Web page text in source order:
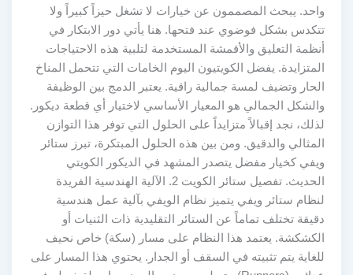
واحد. يبحث المصممون عن خيارات لا تشغل حيزاً كبيراً ولا
تتكدس بشكل فوضوي عند فتحها. هنا يأتي دور الابتكار في
أنظمة التعليق والأقمشة المستخدمة لتلبية هذه الاحتياجات
المتزايدة. يفضل الكويتيون اليوم الخامات التي تتحمل المناخ
الحار وتضيف لمسة جمالية راقية. يعتبر الدمج بين الوظيفة
والشكل الجمالي هو المعيار الأساسي لاختيار أي قطعة ديكور.
لذلك، نجد إقبالاً متزايداً على الحلول التي توفر هذا التوازن
المثالي والدقيق. ومن بين هذه الحلول المبتكرة، تبرز ستائر
ويفي كخيار مفضل يتصدر المشهد في الديكور الكويتي
الحديث. تفصيل ستائر الكويت 2. الآلية الهندسية الفريدة
لنظام ستائر ويفي يتميز نظام الويفي بآلية عمل هندسية
دقيقة تختلف تماماً عن الستائر التقليدية ذات الثنيات أو
الكشكشة. يعتمد هذا النظام على مسار (سكة) خاص نحيف
للغاية يتم تثبيته في السقف أو الجدار. يحتوي هذا المسار على